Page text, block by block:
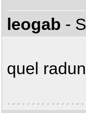
leogab -
quel